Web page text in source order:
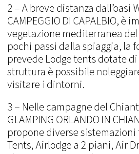
2 – A breve distanza dall’oasi
CAMPEGGIO DI CAPALBIO, è
vegetazione mediterranea
pochi passi dalla spiaggia, la
prevede Lodge tents dotate
struttura è possibile
visitare i dintorni.
3 – Nelle campagne del
GLAMPING ORLANDO IN
propone diverse sistemazioni
Tents, Airlodge a 2 piani, Air